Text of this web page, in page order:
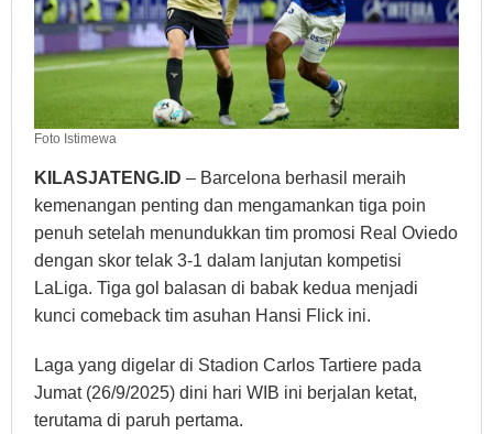
Foto Istimewa
KILASJATENG.ID – Barcelona berhasil meraih
kemenangan penting dan mengamankan tiga poin
penuh setelah menundukkan tim promosi Real Oviedo
dengan skor telak 3-1 dalam lanjutan kompetisi
LaLiga. Tiga gol balasan di babak kedua menjadi
kunci comeback tim asuhan Hansi Flick ini.
Laga yang digelar di Stadion Carlos Tartiere pada
Jumat (26/9/2025) dini hari WIB ini berjalan ketat,
terutama di paruh pertama.